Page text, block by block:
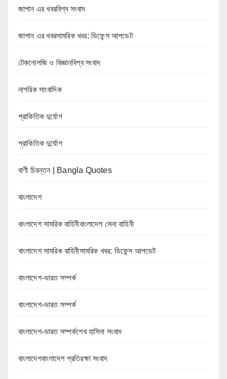
জাপান এর খবরবিশ্ব সংবাদ
জাপান এর খবরসামরিক খবর: ডিফেন্স আপডেট
টেকনোলজি ও বিজ্ঞানবিশ্ব সংবাদ
নাগরিক সাংবাদিক
প্রাকিতিক দুর্যোগ
প্রাকিতিক দুর্যোগ
বাণী চিরন্তন | Bangla Quotes
বাংলাদেশ
বাংলাদেশ সামরিক বাহিনীবাংলাদেশ সেনা বাহিনী
বাংলাদেশ সামরিক বাহিনীসামরিক খবর: ডিফেন্স আপডেট
বাংলাদেশ-ভারত সম্পর্ক
বাংলাদেশ-ভারত সম্পর্ক
বাংলাদেশ-ভারত সম্পর্কশেখ হাসিনা সংবাদ
বাংলাদেশবাংলাদেশ প্রতিরক্ষা সংবাদ